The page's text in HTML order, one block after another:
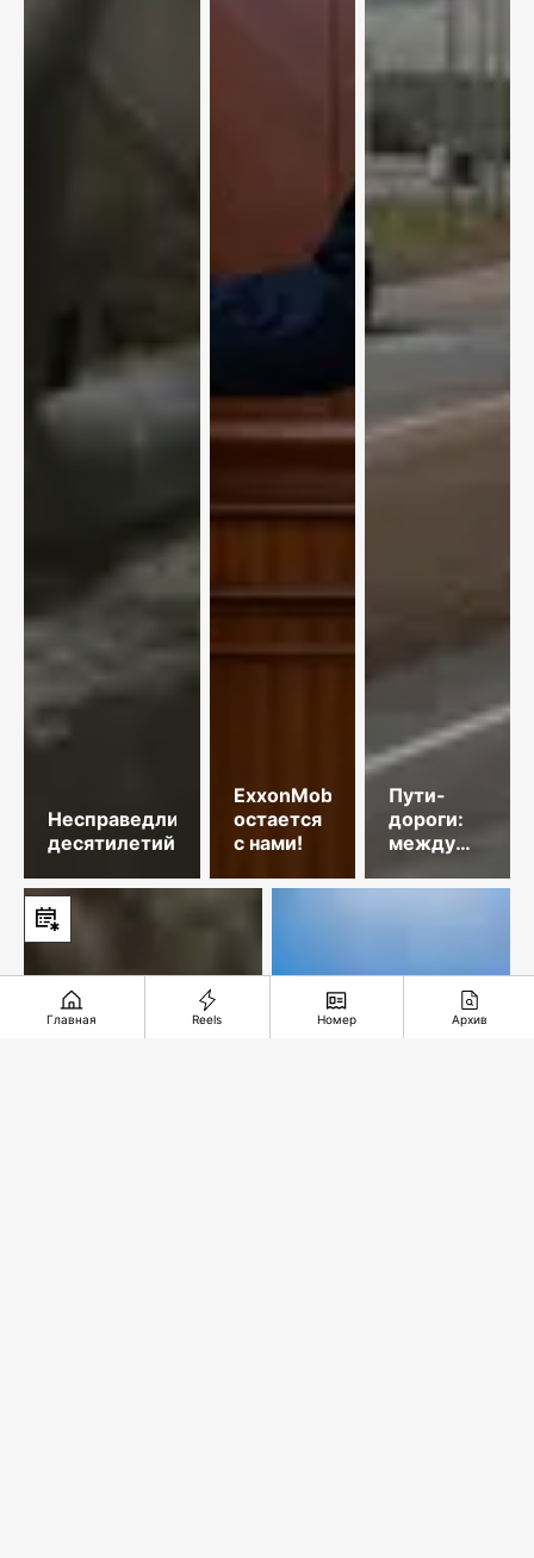
Несправедливость
десятилетий
ExxonMobil
остается
с нами!
Пути-
дороги:
между
и
Главная Reels Номер Архив